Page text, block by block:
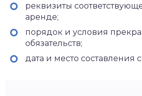
реквизиты
аренде;
порядок и условия
обязательств;
дата и место составления